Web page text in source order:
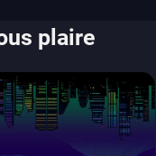
plaire